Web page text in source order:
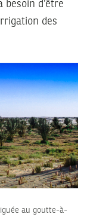
d’être
des
au goutte-à-